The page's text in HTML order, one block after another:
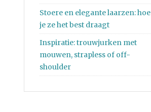
Stoere en elegante laarzen: hoe
je ze het best draagt
Inspiratie: trouwjurken met
mouwen, strapless of off-
shoulder